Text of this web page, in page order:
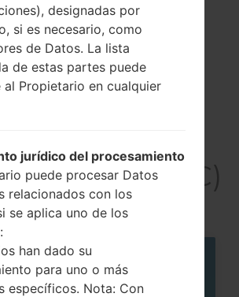
No
No
USB 2.0
designadas por
si es necesario, como
de Datos. La lista
de estas partes puede
al Propietario en cualquier
jurídico del procesamiento
puede procesar Datos
relacionados con los
se aplica uno de los
han dado su
para uno o más
específicos. Nota: Con